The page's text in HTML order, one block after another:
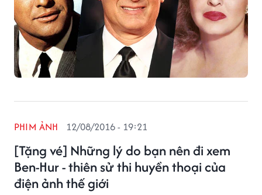
[Tặng vé] Những lý do bạn nên đi xem
Ben-Hur - thiên sử thi huyền thoại của
điện ảnh thế giới
PHIM ẢNH 12/08/2016 - 19:21